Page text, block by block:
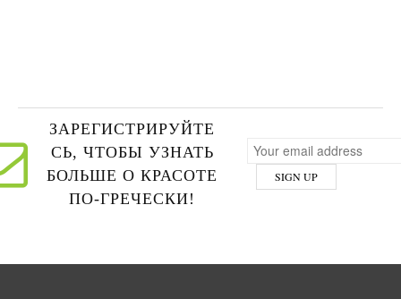
ЗАРЕГИСТРИРУЙТЕ
СЬ, ЧТОБЫ УЗНАТЬ
БОЛЬШЕ О КРАСОТЕ
ПО-ГРЕЧЕСКИ!